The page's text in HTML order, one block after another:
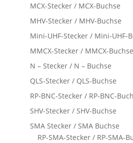
MCX-Stecker / MCX-Buchse
MHV-Stecker / MHV-Buchse
Mini-UHF-Stecker / Mini-UHF-
MMCX-Stecker / MMCX-Buchse
N – Stecker / N – Buchse
QLS-Stecker / QLS-Buchse
RP-BNC-Stecker / RP-BNC-
SHV-Stecker / SHV-Buchse
SMA Stecker / SMA Buchse
RP-SMA-Stecker / RP-SMA-